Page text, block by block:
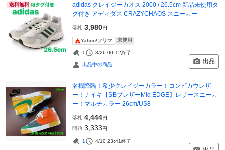
送料無料
adidas クレイジーカオス 2000 / 26.5cm 新品未使用タ
グ付き アディダス CRAZYCHAOS スニーカー
落札 3,980円
Yahoo!フリマ 未使用
1 3/26 00:12終了
出品中の商品 出品
名機降臨！希少クレイジーカラー！コンビカウレザ
ー！ナイキ【SBブレザーMid EDGE】レザースニーカ
ー！マルチカラー 26cm/US8
落札 4,444円
開始 3,333円
1 4/10 23:41終了